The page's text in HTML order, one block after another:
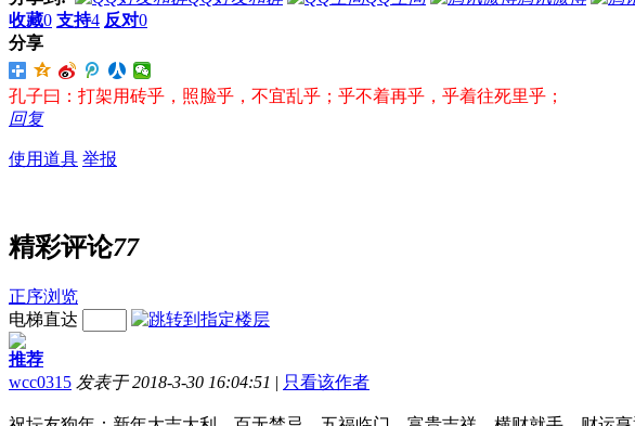
收藏0 支持4 反对0
分享
孔子曰：打架用砖乎，照脸乎，不宜乱乎；乎不着再乎，乎着往死里乎；
回复
使用道具 举报
精彩评论77
正序浏览
电梯直达
推荐
wcc0315 发表于 2018-3-30 16:04:51 | 只看该作者